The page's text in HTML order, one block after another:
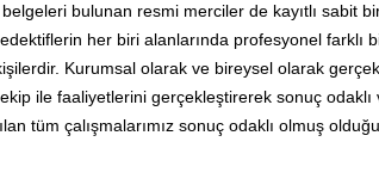
bulunan resmi merciler de kayıtlı sabit
her biri alanlarında profesyonel farklı
Kurumsal olarak ve bireysel olarak
ile faaliyetlerini gerçekleştirerek sonuç odaklı
tüm çalışmalarımız sonuç odaklı olmuş